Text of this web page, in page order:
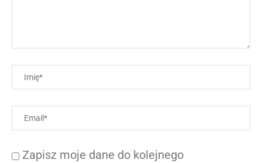
Zapisz moje dane do kolejnego